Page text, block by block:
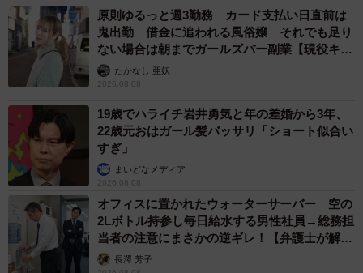
原則ゆるっと週3勤務 カード支払い日直前は
鬼出勤 借金に追われる風俗嬢 それでも足り
ない場合は朝までガールズバー副業【現役キャ
ストに取材】
たかなし 亜妖
2026.08.08
19歳でハライチ岩井勇気と年の差婚から3年、
22歳元おはガール髪バッサリ「ショート似合い
すぎ」
まいどなメディア
2026.08.08
オフィスに置かれたウォーターサーバー 空の
2Lボトル持参し毎日給水する男性社員→総務担
当者の注意にまさかの逆ギレ！【弁護士が解
説】長澤 芳子